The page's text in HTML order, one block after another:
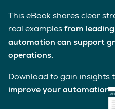
This eBook shares clear
real examplesfrom
automation can support
operations.
Download to gain insights
improve your automation